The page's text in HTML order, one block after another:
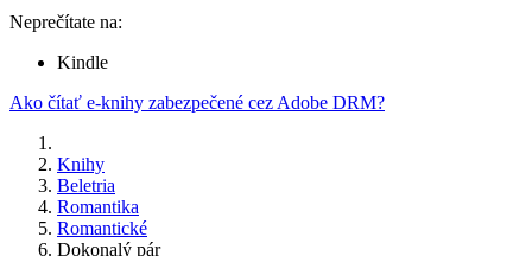
Neprečítate na:
Kindle
Ako čítať e-knihy zabezpečené cez Adobe DRM?
Knihy
Beletria
Romantika
Romantické
Dokonalý pár